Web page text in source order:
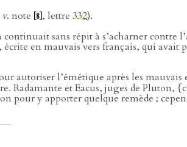
v. note [8], lettre 332).
sans répit à s’acharner
en mauvais vers français, qui avait
autoriser l’émétique après les mauvais
Radamante et Eacus, juges de
pour y apporter quelque remède ;